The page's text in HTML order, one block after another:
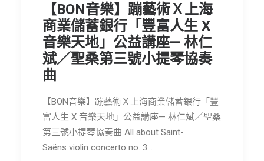
會員專區
SEARCH
【BON音樂】蹦藝術Ｘ上海
商業儲蓄銀行「豐富人生 X
音樂天地」公益講座— 林仁
斌／聖桑第三號小提琴協奏
曲
【BON音樂】蹦藝術Ｘ上海商業儲蓄銀行「豐
富人生 X 音樂天地」公益講座— 林仁斌／聖桑
第三號小提琴協奏曲 All about Saint-
Saëns violin concerto no. 3…